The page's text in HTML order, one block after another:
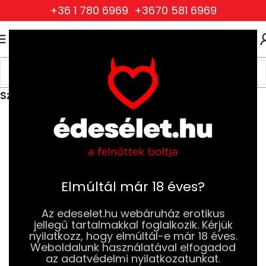
Elmúltál már 18 éves?
Az edeselet.hu webáruház erotikus
jellegű tartalmakkal foglalkozik. Kérjük
nyilatkozz, hogy elmúltál-e már 18 éves.
Weboldalunk használatával elfogadod
az adatvédelmi nyilatkozatunkat.
+36 1 780 6969 +3670 581 6969
Ruhák és Fehérneműk
Férfi Ruhák és Fehérneműk
Szexi Férfi Alsóneműk